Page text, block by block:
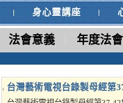
身心靈講座
法會意義 年度法會
台灣藝術電視台錄製母經第